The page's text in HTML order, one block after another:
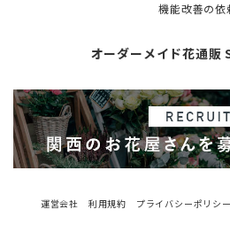
機能改善の依
オーダーメイド花通
運営会社 利用規約 プライバシーポリシー